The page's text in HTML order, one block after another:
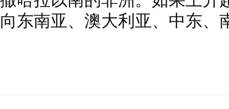
向东南亚、澳大利亚、中东、